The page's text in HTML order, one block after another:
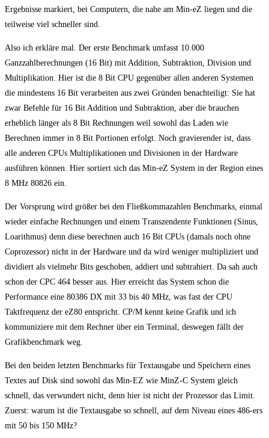
Ergebnisse markiert, bei Computern, die nahe am Min-eZ liegen und die
teilweise viel schneller sind.
Also ich erkläre mal. Der erste Benchmark umfasst 10.000
Ganzzahlberechnungen (16 Bit) mit Addition, Subtraktion, Division und
Multiplikation. Hier ist die 8 Bit CPU gegenüber allen anderen Systemen
die mindestens 16 Bit verarbeiten aus zwei Gründen benachteiligt: Sie hat
zwar Befehle für 16 Bit Addition und Subtraktion, aber die brauchen
erheblich länger als 8 Bit Rechnungen weil sowohl das Laden wie
Berechnen immer in 8 Bit Portionen erfolgt. Noch gravierender ist, dass
alle anderen CPUs Multiplikationen und Divisionen in der Hardware
ausführen können. Hier sortiert sich das Min-eZ System in der Region eines
8 MHz 80826 ein.
Der Vorsprung wird größer bei den Fließkommazahlen Benchmarks, einmal
wieder einfache Rechnungen und einem Transzendente Funktionen (Sinus,
Loarithmus) denn diese berechnen auch 16 Bit CPUs (damals noch ohne
Coprozessor) nicht in der Hardware und da wird weniger multipliziert und
dividiert als vielmehr Bits geschoben, addiert und subtrahiert. Da sah auch
schon der CPC 464 besser aus. Hier erreicht das System schon die
Performance eine 80386 DX mit 33 bis 40 MHz, was fast der CPU
Taktfrequenz der eZ80 entspricht. CP/M kennt keine Grafik und ich
kommuniziere mit dem Rechner über ein Terminal, deswegen fällt der
Grafikbenchmark weg.
Bei den beiden letzten Benchmarks für Textausgabe und Speichern eines
Textes auf Disk sind sowohl das Min-EZ wie MinZ-C System gleich
schnell, das verwundert nicht, denn hier ist nicht der Prozessor das Limit.
Zuerst: warum ist die Textausgabe so schnell, auf dem Niveau eines 486-ers
mit 50 bis 150 MHz?